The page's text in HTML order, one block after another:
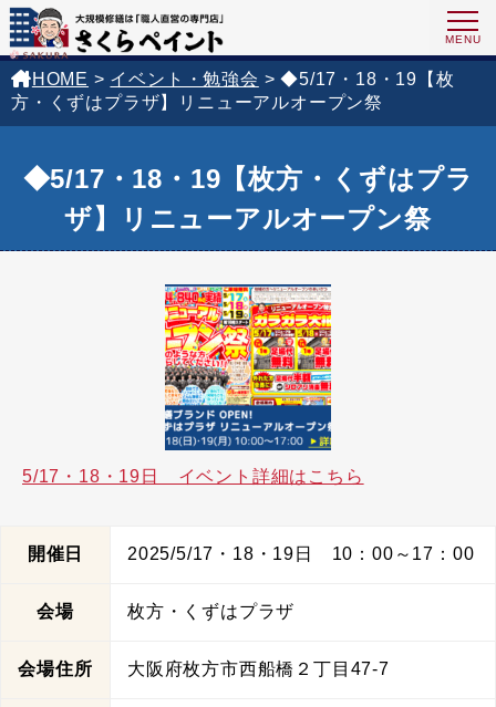
HOME > イベント・勉強会 >◆5/17・18・19【枚
方・くずはプラザ】リニューアルオープン祭
◆5/17・18・19【枚方・くずはプラ
ザ】リニューアルオープン祭
5/17・18・19日 イベント詳細はこちら
開催日 2025/5/17・18・19日 10：00～17：00
会場 枚方・くずはプラザ
会場住所 大阪府枚方市西船橋２丁目47-7